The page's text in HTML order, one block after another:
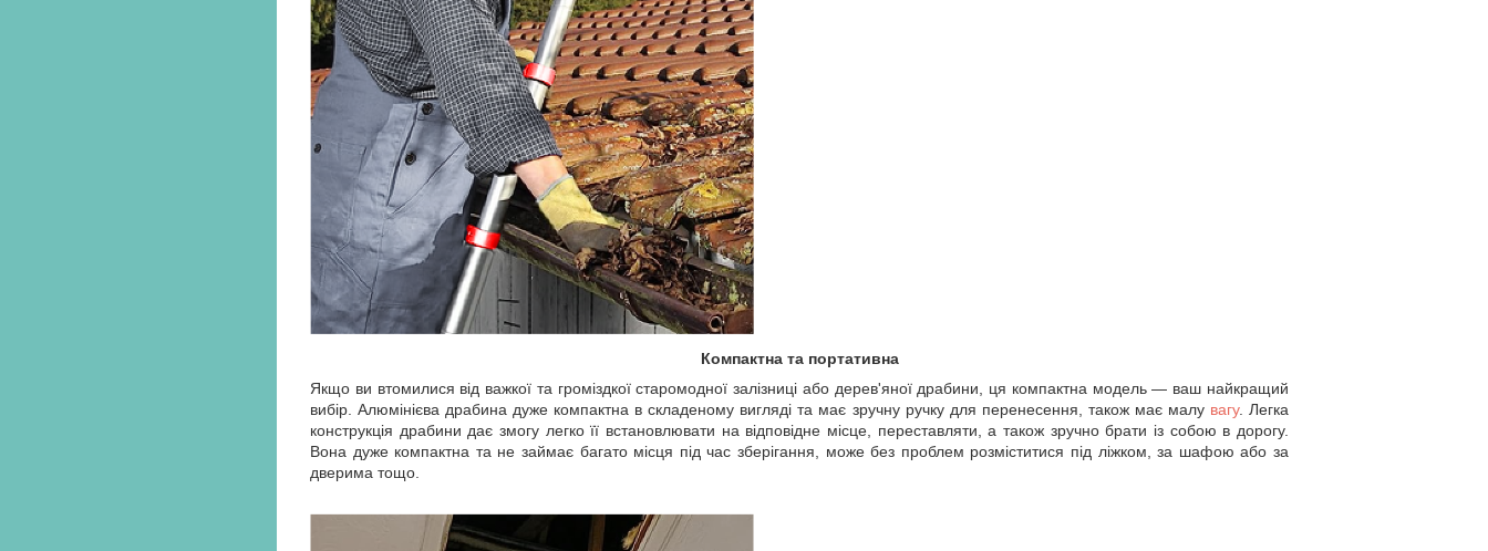
Компактна та портативна
Якщо ви втомилися від важкої та громіздкої старомодної залізниці або дерев'яної драбини, ця компактна модель — ваш найкращий
вибір. Алюмінієва драбина дуже компактна в складеному вигляді та має зручну ручку для перенесення, також має малу вагу. Легка
конструкція драбини дає змогу легко її встановлювати на відповідне місце, переставляти, а також зручно брати із собою в дорогу.
Вона дуже компактна та не займає багато місця під час зберігання, може без проблем розміститися під ліжком, за шафою або за
дверима тощо.